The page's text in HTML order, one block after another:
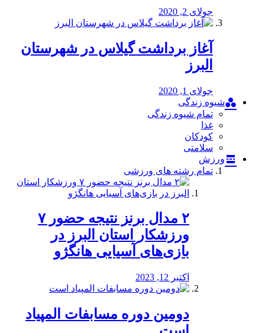
جولای 2, 2020
آغاز برداشت گیلاس در شهرستان
البرز
جولای 1, 2020
شیوه زندگی
تمام شیوه زندگی
غذا
کودکان
سلامتی
ورزش
تمام رشته های ورزشی
۲ مدال برنز نتیجه حضور ۷
ورزشکار استان البرز در
بازی‌های آسیایی هانگژو
اکتبر 12, 2023
دومین دوره مسابفات المپیاد